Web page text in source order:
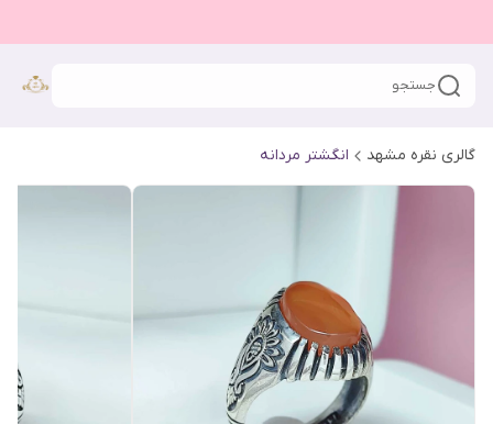
جستجو
گالری نقره مشهد انگشتر مردانه